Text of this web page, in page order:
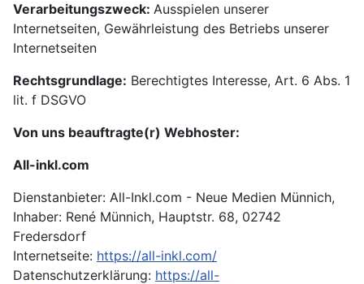
Verarbeitungszweck: Ausspielen unserer
Internetseiten, Gewährleistung des Betriebs unserer
Internetseiten
Rechtsgrundlage: Berechtigtes Interesse, Art. 6 Abs. 1
lit. f DSGVO
Von uns beauftragte(r) Webhoster:
All-inkl.com
Dienstanbieter: All-Inkl.com - Neue Medien Münnich,
Inhaber: René Münnich, Hauptstr. 68, 02742
Fredersdorf
Internetseite: https://all-inkl.com/
Datenschutzerklärung: https://all-